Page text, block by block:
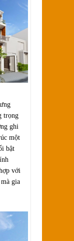
trọng
ghi
một
bật
với
gia